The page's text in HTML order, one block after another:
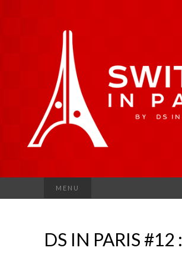
MENU
DS IN PARIS #12 :